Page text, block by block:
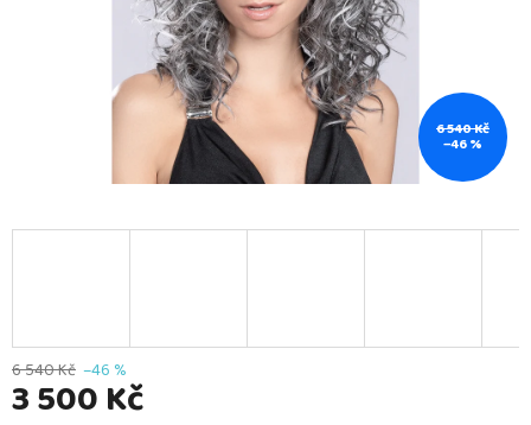
6 540 Kč
–46 %
6 540 Kč –46 %
3 500 Kč